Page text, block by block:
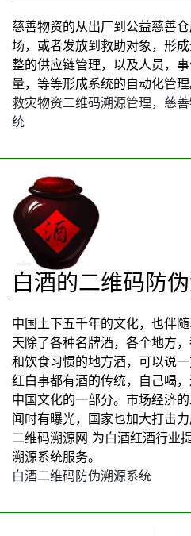
慈善物资的从出厂到公益慈善
场，或者发放到救助对象，形
整的供应链管理，以及人员，
量，等等形成系统的自动化管理
救灾物资二维码溯源管理，慈
统
白酒的二维码防
中国上下五千年的文化，也伴
天除了各种名牌酒，各个地方
和饮食习惯的地方酒，可以说
红白事都有酒的传统，自己喝
中国文化的一部分。市场经济
闻时有曝光，国家也加大打击
二维码溯源网 为白酒红酒行业
溯源系统服务。
白酒二维码防伪溯源系统